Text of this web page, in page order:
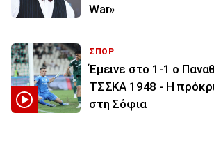
War»
ΣΠΟΡ
Έμεινε στο 1-1 ο
ΤΣΣΚΑ 1948 - Η
στη Σόφια